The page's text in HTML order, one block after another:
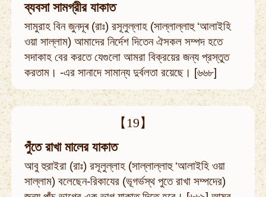
ব্যবসা সামগ্রীর যাকাত
সামুরাহ বিন জুনদূৰ (রাঃ) রসূলুল্লাহ (সাল্লাল্লাহু ‘আলাইহি
ওয়া সাল্লাম) আমাদের নির্দেশ দিতেন ঐসকল সম্পদ হতে
সদাকাহ বের করতে যেগুলো আমরা বিক্রয়ের জন্য প্রস্তুত
করতাম। -এর সানাদে সামান্য দুর্বলতা রয়েছে। [৬৬৮]
【19】
পুঁতে রাখা মালের যাকাত
আবু হুরাইরা (রাঃ) রসূলুল্লাহ (সাল্লাল্লাহু ‘আলাইহি ওয়া
সাল্লাম) বলেছেন-রিকাযের (ভূগর্ভস্থ পুতে রাখা সম্পদের)